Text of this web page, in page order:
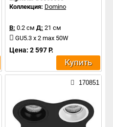
Коллекция: Domino
В: 0.2 см Д: 21 см
GU5.3 x 2 max 50W
Цена: 2 597 Р.
Купить
170851